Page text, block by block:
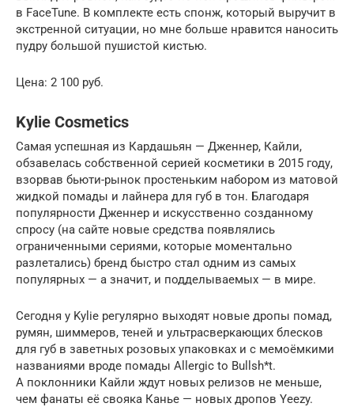
в FaceTune. В комплекте есть спонж, который выручит в
экстренной ситуации, но мне больше нравится наносить
пудру большой пушистой кистью.
Цена: 2 100 руб.
Kylie Cosmetics
Самая успешная из Кардашьян — Дженнер, Кайли,
обзавелась собственной серией косметики в 2015 году,
взорвав бьюти-рынок простеньким набором из матовой
жидкой помады и лайнера для губ в тон. Благодаря
популярности Дженнер и искусственно созданному
спросу (на сайте новые средства появлялись
ограниченными сериями, которые моментально
разлетались) бренд быстро стал одним из самых
популярных — а значит, и подделываемых — в мире.
Сегодня у Kylie регулярно выходят новые дропы помад,
румян, шиммеров, теней и ультрасверкающих блесков
для губ в заветных розовых упаковках и с мемоёмкими
названиями вроде помады Allergic to Bullsh*t.
А поклонники Кайли ждут новых релизов не меньше,
чем фанаты её свояка Канье — новых дропов Yeezy.